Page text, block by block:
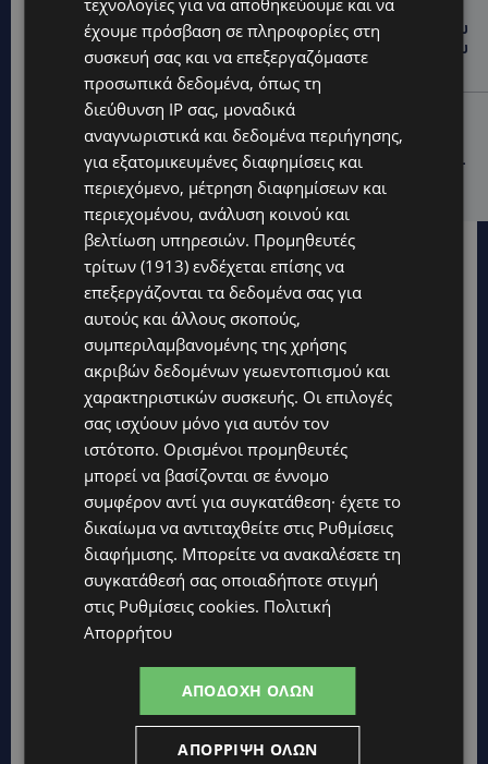
ΤΑΣΟΣ ΧΑΤΖΗΓΙΟΒΑΝΗΣ: Η συγκλονιστική ιστορία του
12χρονου Δημήτρη και η δωρεά των 12.500 ευρώ που
του έδωσε ελπίδα
STORIES
ΕΞΩΤΙΚΑ ΖΩΑ ΣΤΗΝ ΚΥΠΡΟ: Πότε επιτρέπεται και
πότε απαγορεύεται να έχεις μαϊμού ως κατοικίδιο –
Ποια ζώα μπορείς να διατηρείς νόμιμα
Topics
VIBE NEWS
Lidl Better Living Days #summer2026: Ένα μοναδικό ταξίδι
τεχνολογίες για να αποθηκεύουμε και να
έχουμε πρόσβαση σε πληροφορίες στη
συσκευή σας και να επεξεργαζόμαστε
προσωπικά δεδομένα, όπως τη
διεύθυνση IP σας, μοναδικά
αναγνωριστικά και δεδομένα περιήγησης,
για εξατομικευμένες διαφημίσεις και
περιεχόμενο, μέτρηση διαφημίσεων και
περιεχομένου, ανάλυση κοινού και
βελτίωση υπηρεσιών. Προμηθευτές
τρίτων (1913) ενδέχεται επίσης να
επεξεργάζονται τα δεδομένα σας για
αυτούς και άλλους σκοπούς,
συμπεριλαμβανομένης της χρήσης
ακριβών δεδομένων γεωεντοπισμού και
χαρακτηριστικών συσκευής. Οι επιλογές
σας ισχύουν μόνο για αυτόν τον
ιστότοπο. Ορισμένοι προμηθευτές
μπορεί να βασίζονται σε έννομο
συμφέρον αντί για συγκατάθεση· έχετε το
δικαίωμα να αντιταχθείτε στις Ρυθμίσεις
διαφήμισης. Μπορείτε να ανακαλέσετε τη
συγκατάθεσή σας οποιαδήποτε στιγμή
στις Ρυθμίσεις cookies. Πολιτική
Απορρήτου
ΑΠΟΔΟΧΉ ΌΛΩΝ
ΑΠΌΡΡΙΨΗ ΌΛΩΝ